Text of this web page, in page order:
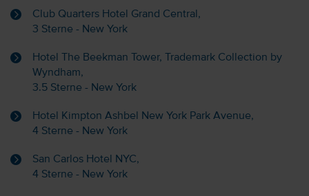
Club Quarters Hotel Grand Central,
3 Sterne - New York
Hotel The Beekman Tower, Trademark Collection by
Wyndham,
3.5 Sterne - New York
Hotel Kimpton Ashbel New York Park Avenue,
4 Sterne - New York
San Carlos Hotel NYC,
4 Sterne - New York